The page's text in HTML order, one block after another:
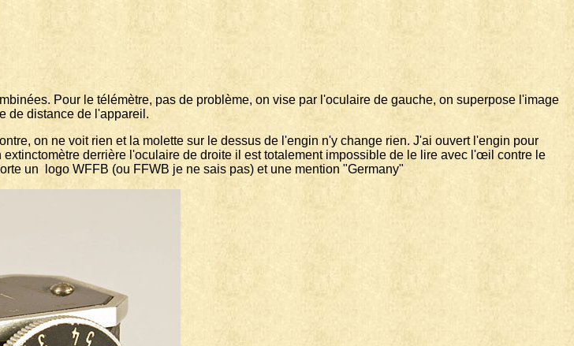
Pour le télémètre, pas de problème, on vise par l'oculaire de gauche, on superpose l'image
de distance de l'appareil.
on ne voit rien et la molette sur le dessus de l'engin n'y change rien. J'ai ouvert l'engin pour
derrière l'oculaire de droite il est totalement impossible de le lire avec l'œil contre le
un logo WFFB (ou FFWB je ne sais pas) et une mention "Germany"